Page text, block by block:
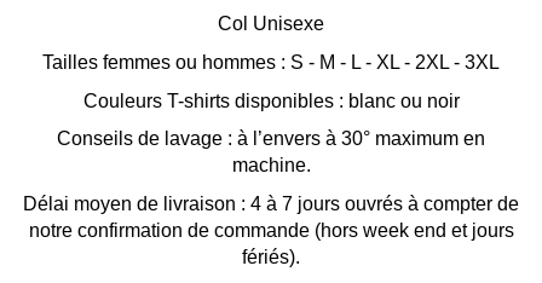
Col Unisexe
Tailles femmes ou hommes : S - M - L - XL - 2XL - 3XL
Couleurs T-shirts disponibles : blanc ou noir
Conseils de lavage : à l’envers à 30° maximum en
machine.
Délai moyen de livraison : 4 à 7 jours ouvrés à compter de
notre confirmation de commande (hors week end et jours
fériés).